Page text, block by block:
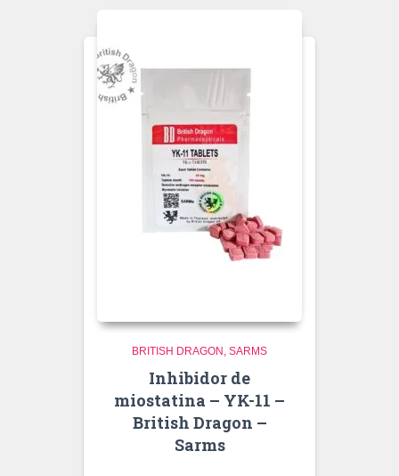
BRITISH DRAGON SARMS
Inhibidor de
miostatina – YK-11 –
British Dragon –
Sarms